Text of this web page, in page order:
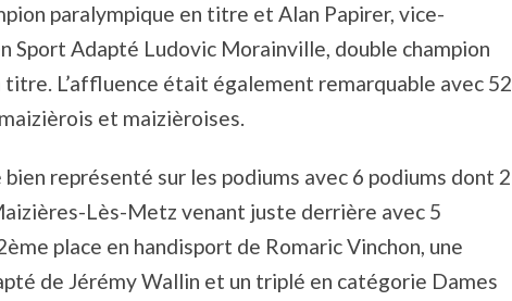
paralympique en titre et Alan Papirer, vice-
Sport Adapté Ludovic Morainville, double champion
L’affluence était également remarquable avec 52
et maizièroises.
représenté sur les podiums avec 6 podiums dont 2
Lès-Metz venant juste derrière avec 5
place en handisport de Romaric Vinchon, une
de Jérémy Wallin et un triplé en catégorie Dames